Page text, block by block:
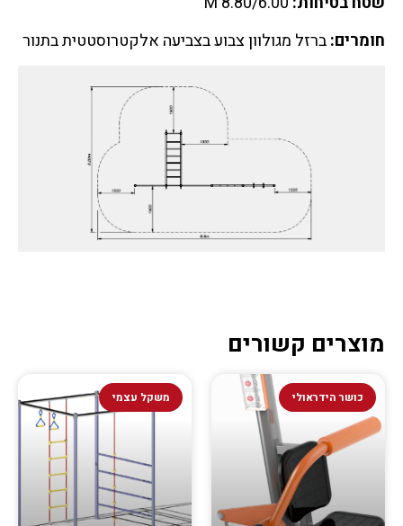
חומרים:ברזל מגולוון צבוע בצביעה אלקטרוסטטית בתנור
מוצרים קשורים
כושר הידראולי משקל עצמי